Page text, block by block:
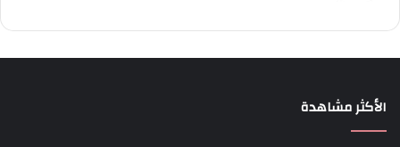
الأكثر مشاهدة